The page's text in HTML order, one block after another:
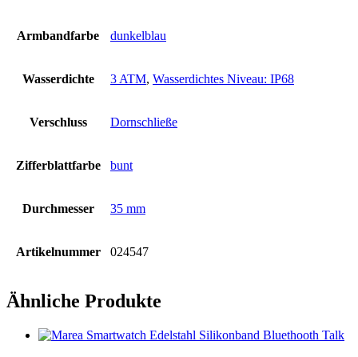
Armbandfarbe dunkelblau
Wasserdichte 3 ATM, Wasserdichtes Niveau: IP68
Verschluss Dornschließe
Zifferblattfarbe bunt
Durchmesser 35 mm
Artikelnummer 024547
Ähnliche Produkte